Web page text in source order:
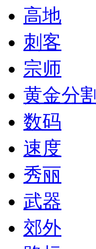
高地
刺客
宗师
黄金分割
数码
速度
秀丽
武器
郊外